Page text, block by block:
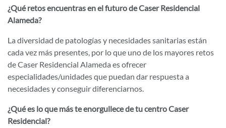
¿Qué retos encuentras en el futuro de Caser Residencial
Alameda?
La diversidad de patologías y necesidades sanitarias están
cada vez más presentes, por lo que uno de los mayores retos
de Caser Residencial Alameda es ofrecer
especialidades/unidades que puedan dar respuesta a
necesidades y conseguir diferenciarnos.
¿Qué es lo que más te enorgullece de tu centro Caser
Residencial?